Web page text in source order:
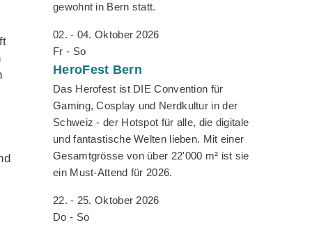
gewohnt in Bern statt.
02. - 04. Oktober 2026
Fr - So
HeroFest Bern
Das Herofest ist DIE Convention für
Gaming, Cosplay und Nerdkultur in der
Schweiz - der Hotspot für alle, die digitale
und fantastische Welten lieben. Mit einer
Gesamtgrösse von über 22'000 m² ist sie
ein Must-Attend für 2026.
22. - 25. Oktober 2026
Do - So